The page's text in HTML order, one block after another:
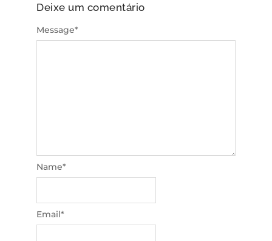
Deixe um comentário
Message*
Name*
Email*